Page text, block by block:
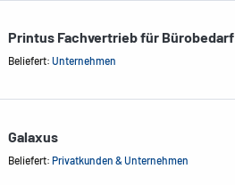
Printus Fachvertrieb für Bürobedarf
Beliefert: Unternehmen
Galaxus
Beliefert: Privatkunden & Unternehmen